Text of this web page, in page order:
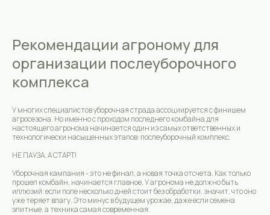
Рекомендации агроному для
организации послеуборочного
комплекса
У многих специалистов уборочная страда ассоциируется с финишем
агросезона. Но именно с проходом последнего комбайна для
настоящего агронома начинается один из самых ответственных и
технологически насыщенных этапов: послеуборочный комплекс.
НЕ ПАУЗА, А СТАРТ!
Уборочная кампания - это не финал, а новая точка отсчета. Как только
прошел комбайн, начинается главное. У агронома не должно быть
иллюзий: если поле несколько дней стоит без обработки, значит, что оно
уже теряет влагу. Это минус в будущем урожае, даже если семена
элитные, а техника самая современная.